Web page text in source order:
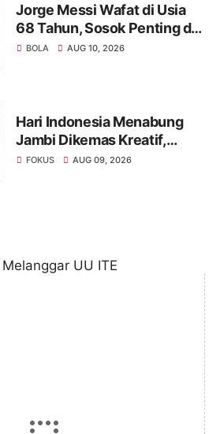
Jorge Messi Wafat di Usia
68 Tahun, Sosok Penting di
Balik Perjalanan Karier
BOLA AUG 10, 2026
Hari Indonesia Menabung
Jambi Dikemas Kreatif,
Spontaneus Band Raih Juara
FOKUS AUG 09, 2026
UU ITE